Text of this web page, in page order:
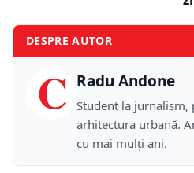
DESPRE AUTOR
C Radu Andone
Student la jurnalism,
arhitectura urbană.
cu mai mulți ani.